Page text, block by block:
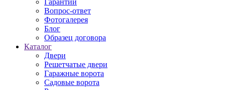
Гарантии
Вопрос-ответ
Фотогалерея
Блог
Образец договора
Каталог
Двери
Решетчатые двери
Гаражные ворота
Садовые ворота